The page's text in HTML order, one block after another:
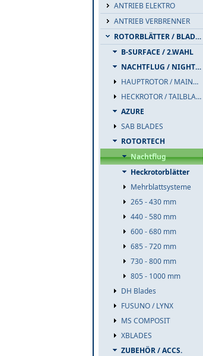
ANTRIEB ELEKTRO
ANTRIEB VERBRENNER
ROTORBLÄTTER / BLADES
B-SURFACE / 2.WAHL
NACHTFLUG / NIGHTFLIGHT
HAUPTROTOR / MAINBLADES
HECKROTOR / TAILBLADES
AZURE
SAB BLADES
ROTORTECH
Nachtflug
Heckrotorblätter
Mehrblattsysteme
265 - 430 mm
440 - 580 mm
600 - 680 mm
685 - 720 mm
730 - 800 mm
805 - 1000 mm
DH Blades
FUSUNO / LYNX
MS COMPOSIT
XBLADES
ZUBEHÖR / ACCS.